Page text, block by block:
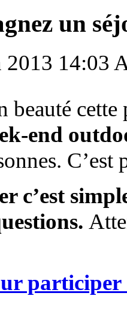
un
2013 14:03
cette
end
C’est
c’est
participer